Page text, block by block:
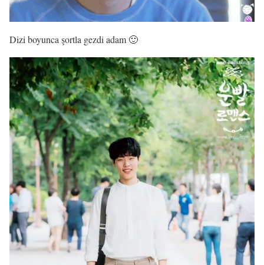
Dizi boyunca şortla gezdi adam 🙂